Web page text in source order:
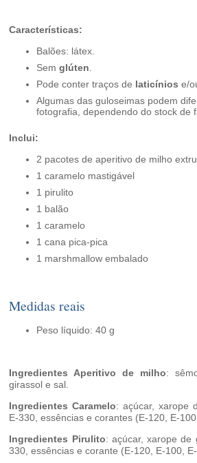
Características:
Balões: látex.
Semglúten.
Pode conter traços de laticínios e/
Algumas das guloseimas podem
fotografia, dependendo do stock de
Inclui:
2 pacotes de aperitivo de milho
1 caramelo mastigável
1 pirulito
1 balão
1 caramelo
1 cana pica-pica
1 marshmallow embalado
Medidas reais
Peso líquido: 40 g
Ingredientes Aperitivo de milho:
girassol e sal.
Ingredientes Caramelo: açúcar, xarope
E-330, essências e corantes (E-120, E-
Ingredientes Pirulito: açúcar, xarope de
330, essências e corante (E-120, E-100,